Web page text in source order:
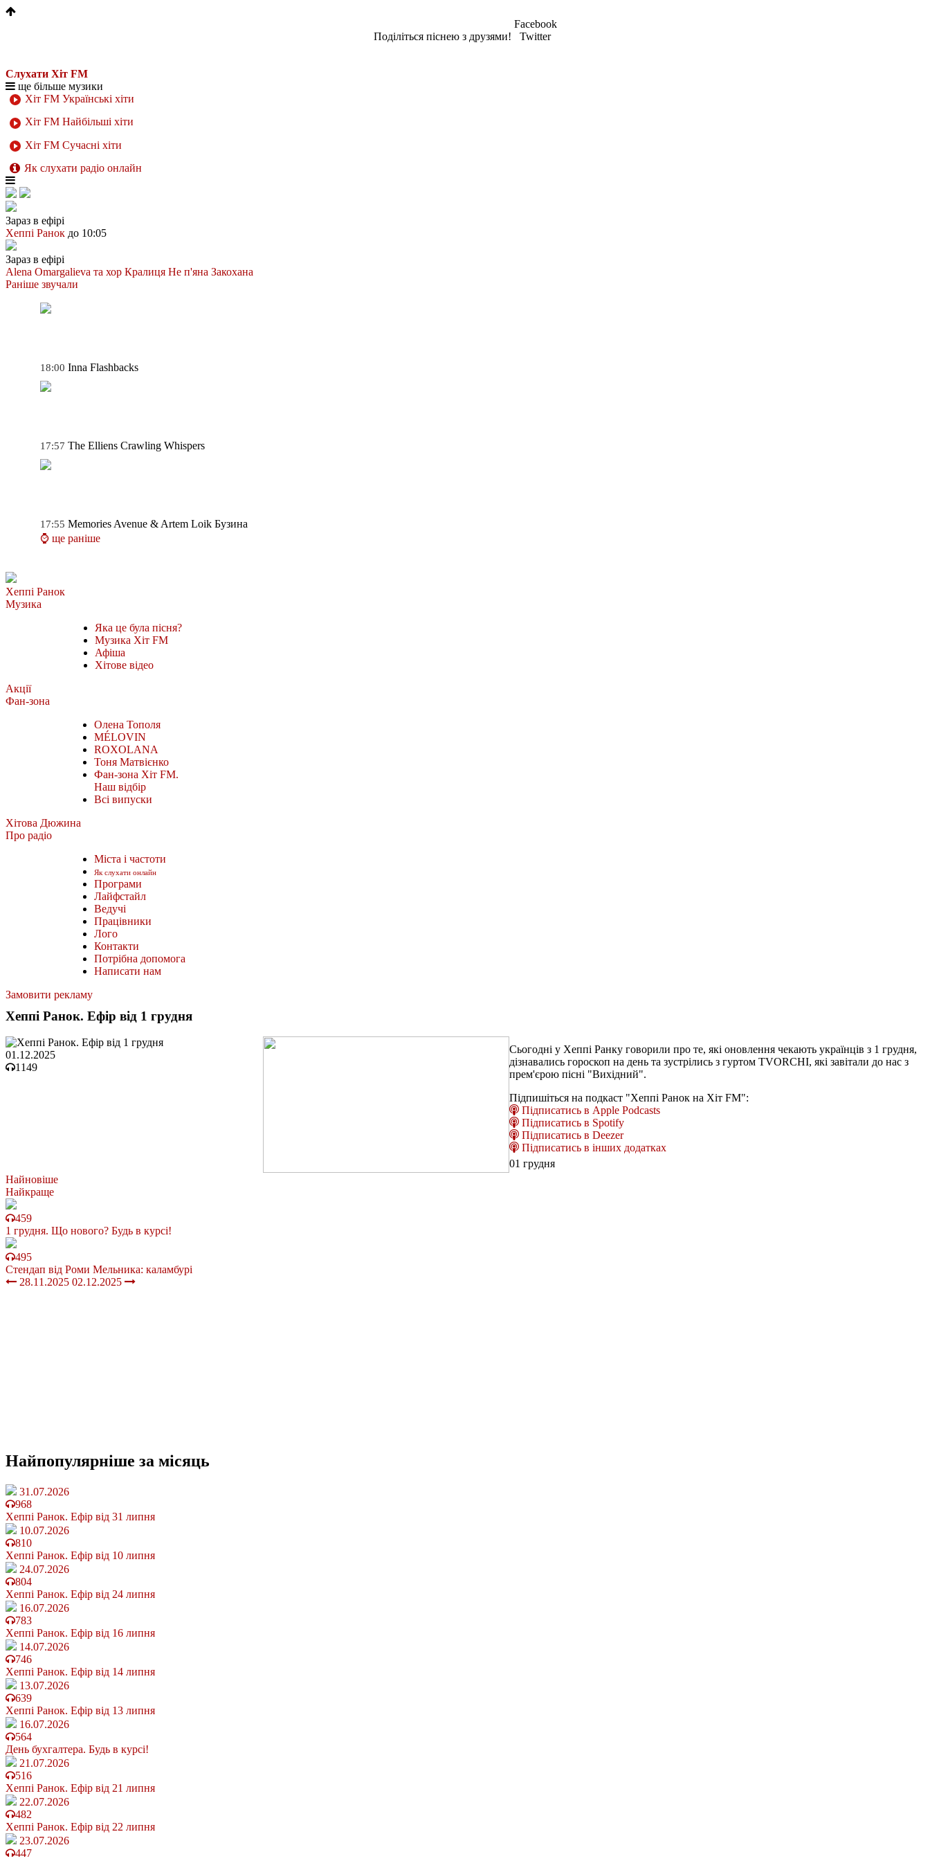
Поділіться піснею з друзями!
Facebook
Twitter
Слухати Хіт FM
ще більше музики
Хіт FM Українські хіти
Хіт FM Найбільші хіти
Хіт FM Сучасні хіти
Як слухати радіо онлайн
Зараз в ефірі
Хеппі Ранок до 10:05
Зараз в ефірі
Alena Omargalieva та хор Кралиця Не п'яна Закохана
Раніше звучали
18:00 Inna Flashbacks
17:57 The Elliens Crawling Whispers
17:55 Memories Avenue & Artem Loik Бузина
⌚ ще раніше
Хеппі Ранок
Музика
Яка це була пісня?
Музика Хіт FM
Афіша
Хітове відео
Акції
Фан-зона
Олена Тополя
MÉLOVIN
ROXOLANA
Тоня Матвієнко
Фан-зона Хіт FM.
Наш відбір
Всі випуски
Хітова Дюжина
Про радіо
Міста і частоти
Як слухати онлайн
Програми
Лайфстайл
Ведучі
Працівники
Лого
Контакти
Потрібна допомога
Написати нам
Замовити рекламу
Хеппі Ранок. Ефір від 1 грудня
01.12.2025
1149
Сьогодні у Хеппі Ранку говорили про те, які оновлення чекають українців з 1 грудня,
дізнавались гороскоп на день та зустрілись з гуртом TVORCHI, які завітали до нас з
прем'єрою пісні "Вихідний".
Підпишіться на подкаст "Хеппі Ранок на Хіт FM":
Підписатись в Apple Podcasts
Підписатись в Spotify
Підписатись в Deezer
Підписатись в інших додатках
01 грудня
Найновіше
Найкраще
459
1 грудня. Що нового? Будь в курсі!
495
Стендап від Роми Мельника: каламбурі
28.11.2025 02.12.2025
Найпопулярніше за місяць
31.07.2026
968
Хеппі Ранок. Ефір від 31 липня
10.07.2026
810
Хеппі Ранок. Ефір від 10 липня
24.07.2026
804
Хеппі Ранок. Ефір від 24 липня
16.07.2026
783
Хеппі Ранок. Ефір від 16 липня
14.07.2026
746
Хеппі Ранок. Ефір від 14 липня
13.07.2026
639
Хеппі Ранок. Ефір від 13 липня
16.07.2026
564
День бухгалтера. Будь в курсі!
21.07.2026
516
Хеппі Ранок. Ефір від 21 липня
22.07.2026
482
Хеппі Ранок. Ефір від 22 липня
23.07.2026
447